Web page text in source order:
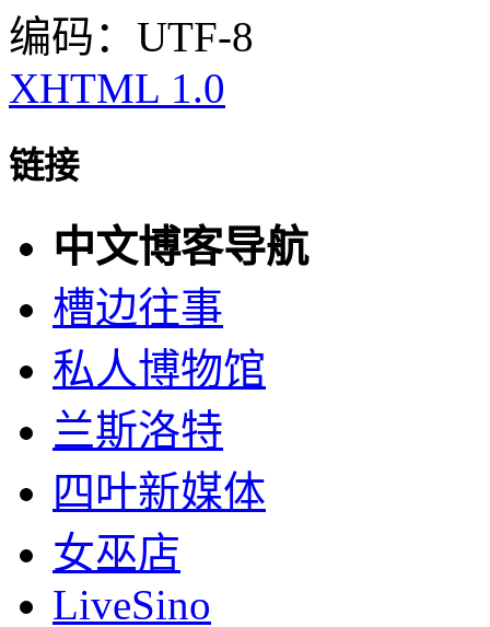
编码：UTF-8
XHTML 1.0
链接
中文博客导航
槽边往事
私人博物馆
兰斯洛特
四叶新媒体
女巫店
LiveSino